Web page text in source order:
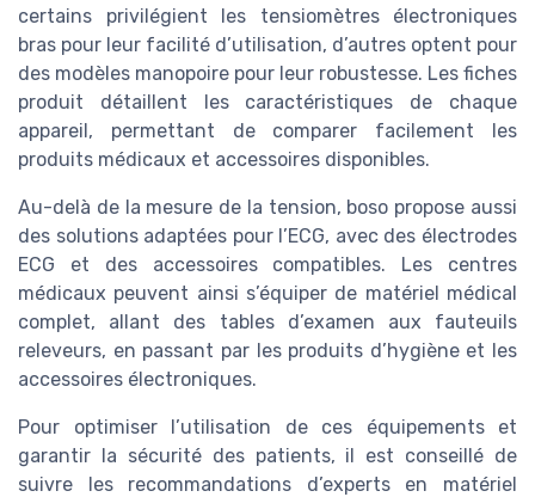
certains privilégient les tensiomètres électroniques
bras pour leur facilité d’utilisation, d’autres optent pour
des modèles manopoire pour leur robustesse. Les fiches
produit détaillent les caractéristiques de chaque
appareil, permettant de comparer facilement les
produits médicaux et accessoires disponibles.
Au-delà de la mesure de la tension, boso propose aussi
des solutions adaptées pour l’ECG, avec des électrodes
ECG et des accessoires compatibles. Les centres
médicaux peuvent ainsi s’équiper de matériel médical
complet, allant des tables d’examen aux fauteuils
releveurs, en passant par les produits d’hygiène et les
accessoires électroniques.
Pour optimiser l’utilisation de ces équipements et
garantir la sécurité des patients, il est conseillé de
suivre les recommandations d’experts en matériel